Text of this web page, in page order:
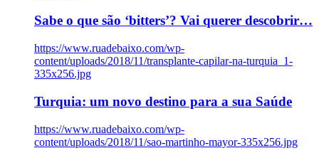
Sabe o que são ‘bitters’? Vai querer descobrir…
https://www.ruadebaixo.com/wp-
content/uploads/2018/11/transplante-capilar-na-turquia_1-
335x256.jpg
Turquia: um novo destino para a sua Saúde
https://www.ruadebaixo.com/wp-
content/uploads/2018/11/sao-martinho-mayor-335x256.jpg